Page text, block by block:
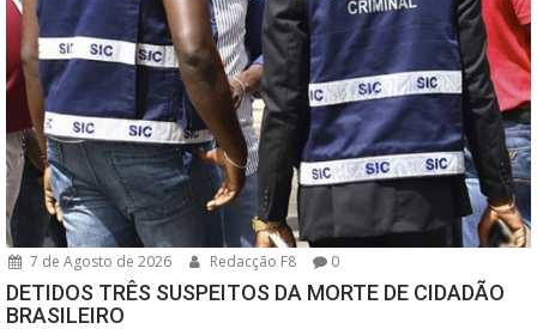
7 de Agosto de 2026 Redacção F8 0
DETIDOS TRÊS SUSPEITOS DA MORTE DE CIDADÃO
BRASILEIRO